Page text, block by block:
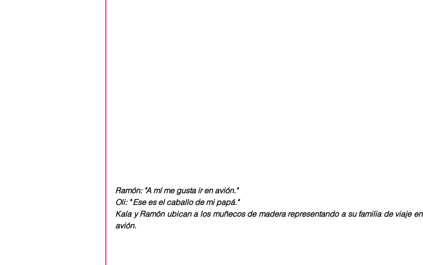
Ramón: "A mí me gusta ir en avión."
Oli: " Ese es el caballo de mi papá."
Kala y Ramón ubican a los muñecos de madera representando a su familia de viaje en
avión.